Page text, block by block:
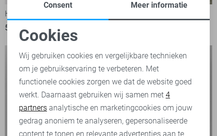
Harper & Yve Jurk
50,00
Noodzakelijke cookies
Personalisatie cookies
Analytische cookies
Marketing cookies
Consent Meer informatie
Cookies
Wij gebruiken cookies en vergelijkbare technieken
om je gebruikservaring te verbeteren. Met
functionele cookies zorgen we dat de website goed
werkt. Daarnaast gebruiken wij samen met 4
partners analytische en marketingcookies om jouw
gedrag anoniem te analyseren, gepersonaliseerde
content te tonen en relevante advertenties aan te